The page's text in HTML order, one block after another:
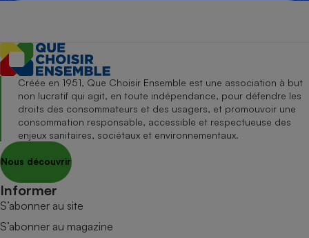
Créée en 1951, Que Choisir Ensemble est une association à but
non lucratif qui agit, en toute indépendance, pour défendre les
droits des consommateurs et des usagers, et promouvoir une
consommation responsable, accessible et respectueuse des
enjeux sanitaires, sociétaux et environnementaux.
Nous découvrir
Informer
S’abonner au site
S’abonner au magazine